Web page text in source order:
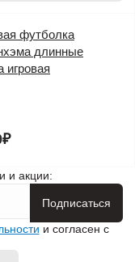
футболка
длинные
игровая
и акции:
Подписаться
и согласен с